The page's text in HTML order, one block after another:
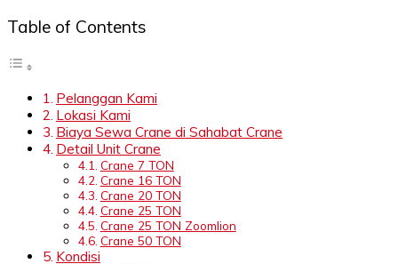
Table of Contents
Pelanggan Kami
Lokasi Kami
Biaya Sewa Crane di Sahabat Crane
Detail Unit Crane
Crane 7 TON
Crane 16 TON
Crane 20 TON
Crane 25 TON
Crane 25 TON Zoomlion
Crane 50 TON
Kondisi